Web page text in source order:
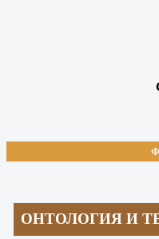
ОНТОЛОГИЯ И